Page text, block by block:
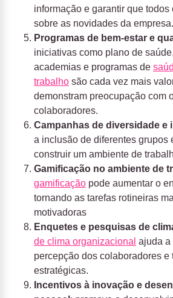
informação e garantir que
sobre as novidades da empresa.
Programas de bem-estar e
iniciativas como plano de
academias e programas de
trabalho são cada vez mais
demonstram preocupação com
colaboradores.
Campanhas de diversidade e
a inclusão de diferentes grupos
construir um ambiente de
Gamificação no ambiente de
gamificação pode aumentar o
tornando as tarefas rotineiras
motivadoras
Enquetes e pesquisas de
de clima organizacional ajuda a
percepção dos colaboradores e
estratégicas.
Incentivos à inovação e